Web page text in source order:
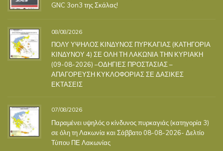
GNC 3on3 της Σκάλας!
08/08/2026
ΠΟΛΥ ΥΨΗΛΟΣ ΚΙΝΔΥΝΟΣ ΠΥΡΚΑΓΙΑΣ (ΚΑΤΗΓΟΡΙΑ
ΚΙΝΔΥΝΟΥ 4) ΣΕ ΟΛΗ ΤΗ ΛΑΚΩΝΙΑ ΤΗΝ ΚΥΡΙΑΚΗ
(09-08-2026) –ΟΔΗΓΙΕΣ ΠΡΟΣΤΑΣΙΑΣ –
ΑΠΑΓΟΡΕΥΣΗ ΚΥΚΛΟΦΟΡΙΑΣ ΣΕ ΔΑΣΙΚΕΣ
ΕΚΤΑΣΕΙΣ
07/08/2026
Παραμένει υψηλός ο κίνδυνος πυρκαγιάς (κατηγορία 3)
σε όλη τη Λακωνία και Σάββατο 08-08-2026- Δελτίο
Τύπου ΠΕ Λακωνίας